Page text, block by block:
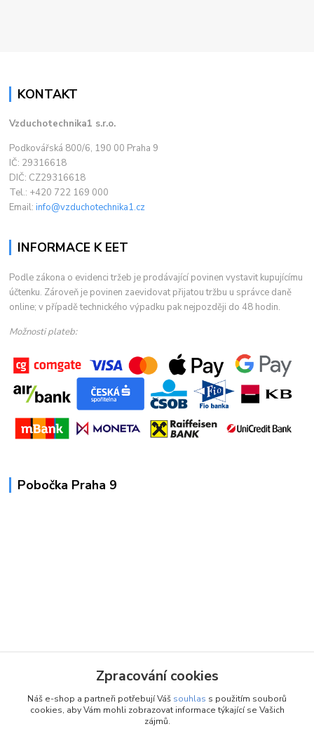
KONTAKT
Vzduchotechnika1 s.r.o.
Podkovářská 800/6, 190 00 Praha 9
IČ: 29316618
DIČ: CZ29316618
Tel.: +420 722 169 000
Email:info@vzduchotechnika1.cz
INFORMACE K EET
Podle zákona o evidenci tržeb je prodávající povinen vystavit kupujícímu
účtenku. Zároveň je povinen zaevidovat přijatou tržbu u správce daně
online; v případě technického výpadku pak nejpozději do 48 hodin.
Možnosti plateb:
Pobočka Praha 9
Zpracování cookies
Náš e-shop a partneři potřebují Váš souhlas s použitím souborů
cookies, aby Vám mohli zobrazovat informace týkající se Vašich
zájmů.